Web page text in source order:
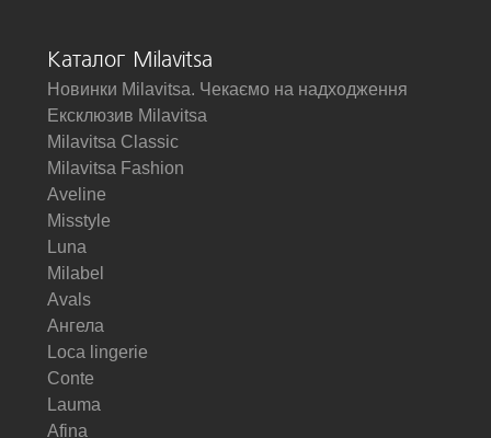
Каталог Milavitsa
Новинки Milavitsa. Чекаємо на надходження
Ексклюзив Milavitsa
Milavitsa Classic
Milavitsa Fashion
Aveline
Misstyle
Luna
Milabel
Avals
Ангела
Loca lingerie
Conte
Lauma
Afina